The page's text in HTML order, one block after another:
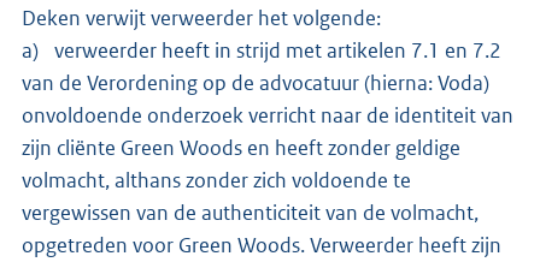
Deken verwijt verweerder het volgende:
a) verweerder heeft in strijd met artikelen 7.1 en 7.2
van de Verordening op de advocatuur (hierna: Voda)
onvoldoende onderzoek verricht naar de identiteit van
zijn cliënte Green Woods en heeft zonder geldige
volmacht, althans zonder zich voldoende te
vergewissen van de authenticiteit van de volmacht,
opgetreden voor Green Woods. Verweerder heeft zijn